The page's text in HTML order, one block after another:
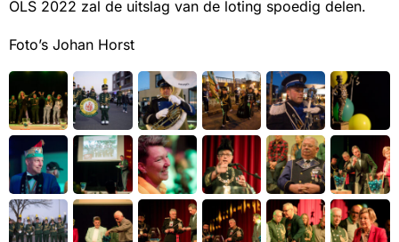
OLS 2022 zal de uitslag van de loting spoedig delen.
Foto’s Johan Horst